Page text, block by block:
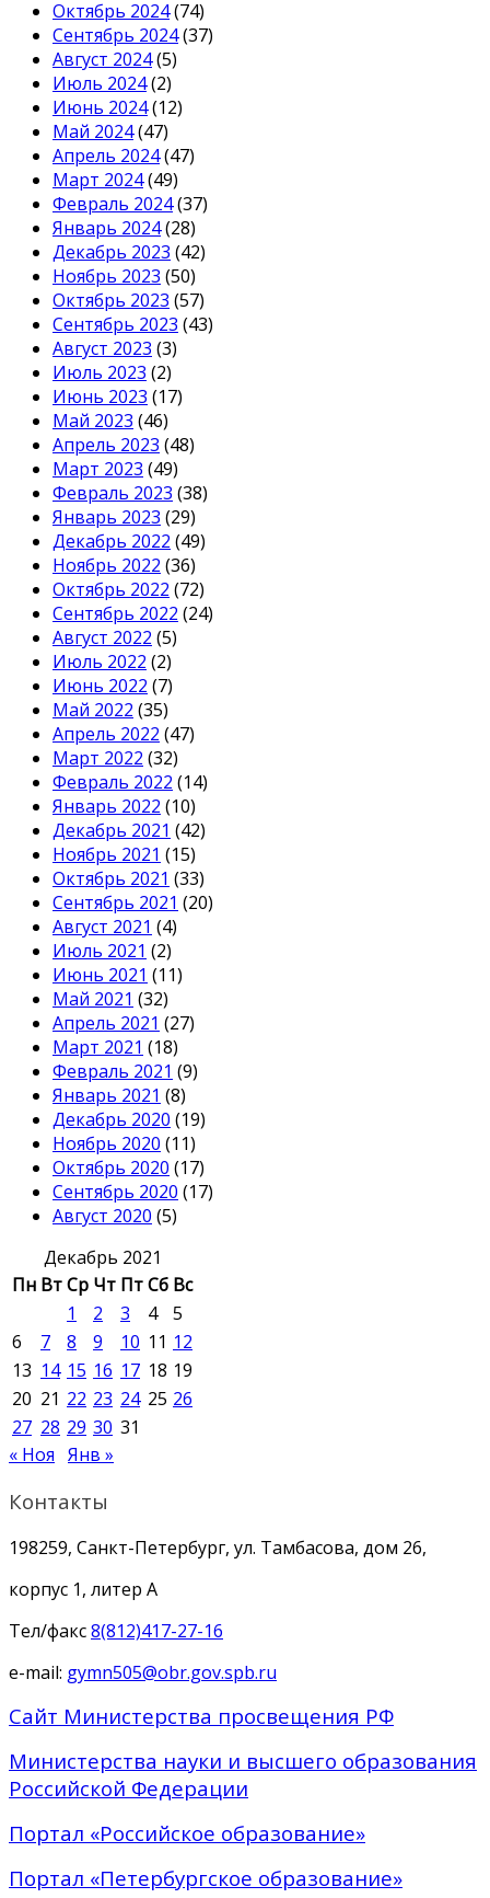
Октябрь 2024(74)
Сентябрь 2024(37)
Август 2024(5)
Июль 2024(2)
Июнь 2024(12)
Май 2024(47)
Апрель 2024(47)
Март 2024(49)
Февраль 2024(37)
Январь 2024(28)
Декабрь 2023 (42)
Ноябрь 2023 (50)
Октябрь 2023 (57)
Сентябрь 2023 (43)
Август 2023 (3)
Июль 2023 (2)
Июнь 2023 (17)
Май 2023 (46)
Апрель 2023 (48)
Март 2023 (49)
Февраль 2023 (38)
Январь 2023 (29)
Декабрь 2022 (49)
Ноябрь 2022 (36)
Октябрь 2022 (72)
Сентябрь 2022 (24)
Август 2022 (5)
Июль 2022 (2)
Июнь 2022 (7)
Май 2022 (35)
Апрель 2022 (47)
Март 2022 (32)
Февраль 2022 (14)
Январь 2022 (10)
Декабрь 2021 (42)
Ноябрь 2021 (15)
Октябрь 2021 (33)
Сентябрь 2021 (20)
Август 2021 (4)
Июль 2021 (2)
Июнь 2021 (11)
Май 2021 (32)
Апрель 2021 (27)
Март 2021 (18)
Февраль 2021 (9)
Январь 2021 (8)
Декабрь 2020 (19)
Ноябрь 2020 (11)
Октябрь 2020 (17)
Сентябрь 2020 (17)
Август 2020 (5)
Декабрь 2021
Пн ВтСр Чт ПтСб Вс
1
2 3 4
5
6
7 8 9 10 11 12
13 14 15 16 17 18 19
20 21 22 23 24 25 26
27 28 29 30 31
« Ноя Янв »
Контакты
198259, Санкт-Петербург, ул. Тамбасова, дом 26,
корпус 1, литер А
Тел/факс8(812)417-27-16
e-mail: gymn505@obr.gov.spb.ru
Сайт Министерства просвещения РФ
Министерства науки и высшего образования
Российской Федерации
Портал «Российское образование»
Портал «Петербургское образование»